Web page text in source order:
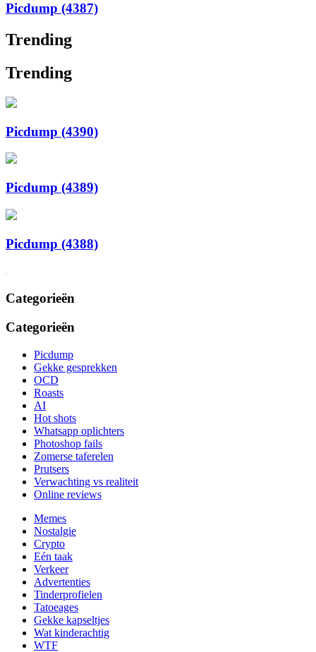
Picdump (4387)
Trending
Trending
Picdump (4390)
Picdump (4389)
Picdump (4388)
Categorieën
Categorieën
Picdump
Gekke gesprekken
OCD
Roasts
AI
Hot shots
Whatsapp oplichters
Photoshop fails
Zomerse taferelen
Prutsers
Verwachting vs realiteit
Online reviews
Memes
Nostalgie
Crypto
Eén taak
Verkeer
Advertenties
Tinderprofielen
Tatoeages
Gekke kapseltjes
Wat kinderachtig
WTF